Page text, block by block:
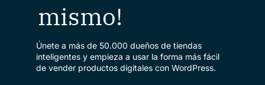
mismo!
Únete a más de 50.000 dueños de tiendas
inteligentes y empieza a usar la forma más fácil
de vender productos digitales con WordPress.